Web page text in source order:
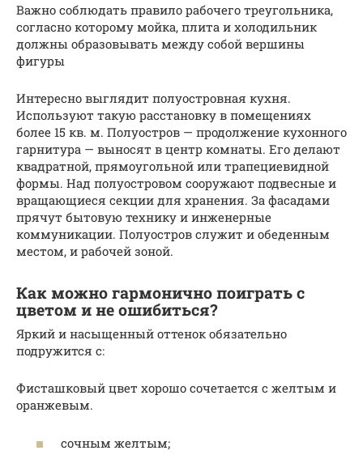
Важно соблюдать правило рабочего треугольника,
согласно которому мойка, плита и холодильник
должны образовывать между собой вершины
фигуры
Интересно выглядит полуостровная кухня.
Используют такую расстановку в помещениях
более 15 кв. м. Полуостров — продолжение кухонного
гарнитура — выносят в центр комнаты. Его делают
квадратной, прямоугольной или трапециевидной
формы. Над полуостровом сооружают подвесные и
вращающиеся секции для хранения. За фасадами
прячут бытовую технику и инженерные
коммуникации. Полуостров служит и обеденным
местом, и рабочей зоной.
Как можно гармонично поиграть с
цветом и не ошибиться?
Яркий и насыщенный оттенок обязательно
подружится с:
Фисташковый цвет хорошо сочетается с желтым и
оранжевым.
сочным желтым;